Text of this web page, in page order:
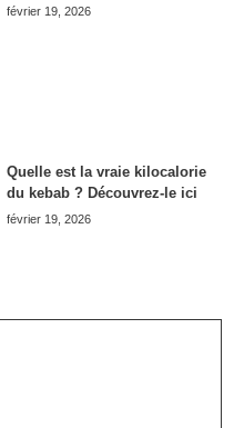
février 19, 2026
Quelle est la vraie kilocalorie
du kebab ? Découvrez-le ici
février 19, 2026